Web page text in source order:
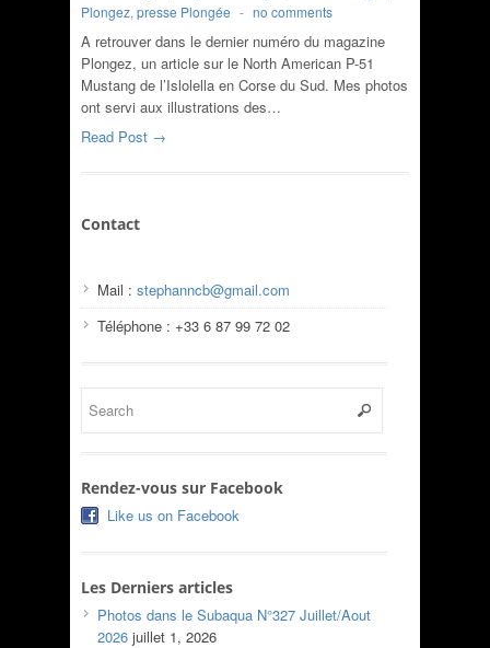
Plongez, presse Plongée - no comments
A retrouver dans le dernier numéro du magazine
Plongez, un article sur le North American P-51
Mustang de l’Islolella en Corse du Sud. Mes photos
ont servi aux illustrations des…
Read Post →
Contact
Mail : stephanncb@gmail.com
Téléphone : +33 6 87 99 72 02
Rendez-vous sur Facebook
Like us on Facebook
Les Derniers articles
Photos dans le Subaqua N°327 Juillet/Aout
2026 juillet 1, 2026